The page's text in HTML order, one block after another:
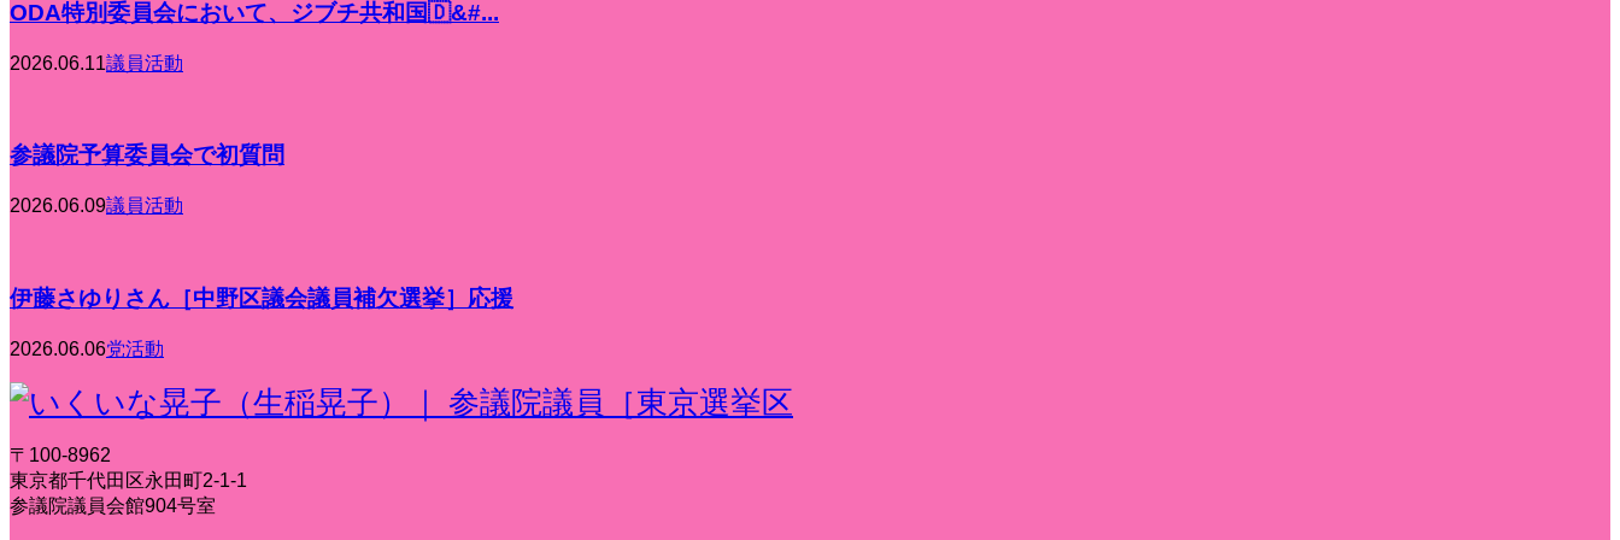
ODA特別委員会において、ジブチ共和国🇩&#...
2026.06.11議員活動
参議院予算委員会で初質問
2026.06.09議員活動
伊藤さゆりさん［中野区議会議員補欠選挙］応援
2026.06.06党活動
〒100-8962
東京都千代田区永田町2-1-1
参議院議員会館904号室